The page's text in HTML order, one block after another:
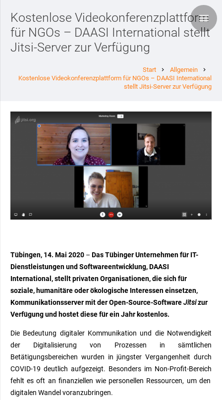
Kostenlose Videokonferenzplattform
für NGOs – DAASI International stellt
Jitsi-Server zur Verfügung
Start chevron_right Allgemein chevron_right
Kostenlose Videokonferenzplattform für NGOs – DAASI International
stellt Jitsi-Server zur Verfügung
Tübingen, 14. Mai 2020 – Das Tübinger Unternehmen für IT-
Dienstleistungen und Softwareentwicklung, DAASI
International, stellt privaten Organisationen, die sich für
soziale, humanitäre oder ökologische Interessen einsetzen,
Kommunikationsserver mit der Open-Source-SoftwareJitsizur
Verfügung und hostet diese für ein Jahr kostenlos.
Die Bedeutung digitaler Kommunikation und die Notwendigkeit
der Digitalisierung von Prozessen insämtlichen
Betätigungsbereichen wurden in jüngster Vergangenheitdurch
COVID-19 deutlich aufgezeigt. Besonders im Non-Profit-Bereich
fehlt es oft an finanziellen wie personellen Ressourcen, um den
digitalen Wandel voranzubringen.